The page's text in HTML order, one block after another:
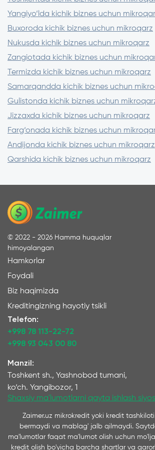
Garovdan foydalaning – foiz
punktga pasaytiradi
Kompaniya kredit tarixini
tasdiqlash shartlariga ta’sir
Yangiyo‘lda kichik biznes uchun
Buxoroda kichik biznes uchun mikroqarz
Nukusda kichik biznes uchun mikroqarz
Zangiotada kichik biznes uchun
Termizda kichik biznes uchun mikroqarz
Samarqandda kichik biznes uchun
Gulistonda kichik biznes uchun
Jizzaxda kichik biznes uchun mikroqarz
Farg‘onada kichik biznes uchun
Andijonda kichik biznes uchun mikroqarz
Qarshida kichik biznes uchun mikroqarz
© 2022 - 2026 Hamma huquqlar
himoyalangan
Hamkorlar
Foydali
Biz haqimizda
Kreditingizning hayotiy tsikli
Telefon:
+998 78 113-22-72
+998 93 043 00 80
Manzil:
Toshkent sh., Yashnobod tumani,
ko‘ch. Yangibozor, 1
Shaxsiy ma'lumotlarni qayta ishlash
Zaimer.uz mikrokredit yoki kredit
bermaydi va mablag' jalb qilmaydi.
ma'lumotlar faqat ma'lumot olish uchun
kredit olish bo'yicha barcha shartlar va